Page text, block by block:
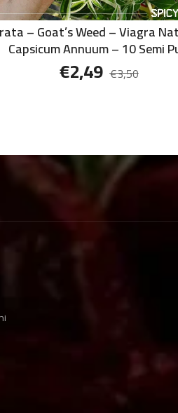
– Goat’s Weed – Viagra
Capsicum Annuum – 10 Semi
€3,50
€2,49